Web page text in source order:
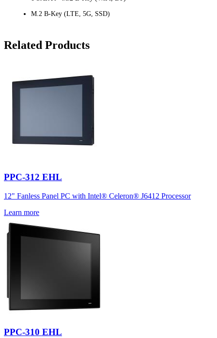
M.2 B-Key (LTE, 5G, SSD)
Related Products
PPC-312 EHL
12" Fanless Panel PC with Intel® Celeron® J6412 Processor
Learn more
PPC-310 EHL